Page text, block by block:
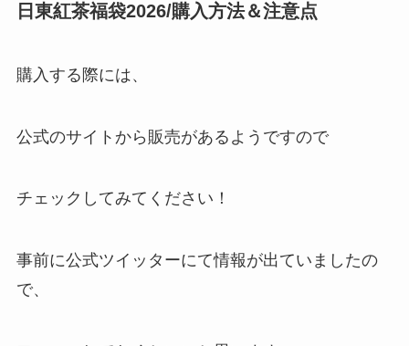
日東紅茶福袋2026/購入方法＆注意点
購入する際には、
公式のサイトから販売があるようですので
チェックしてみてください！
事前に公式ツイッターにて情報が出ていましたの
で、